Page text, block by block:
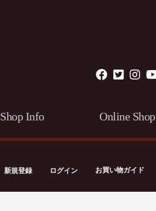
Shop Info Online Shop
新規登録 ログイン お買い物ガイド